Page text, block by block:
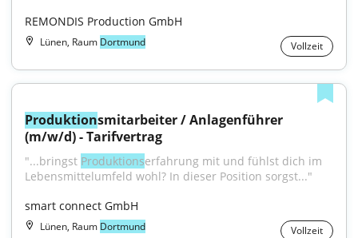
REMONDIS Production GmbH
Lünen, Raum Dortmund Vollzeit
Produktionsmitarbeiter / Anlagenführer
(m/w/d) - Tarifvertrag
"...bringst Produktions­erfahrung mit und fühlst dich im
Lebensmittelumfeld wohl? In dieser Position sorgst..."
smart connect GmbH
Lünen, Raum Dortmund Vollzeit